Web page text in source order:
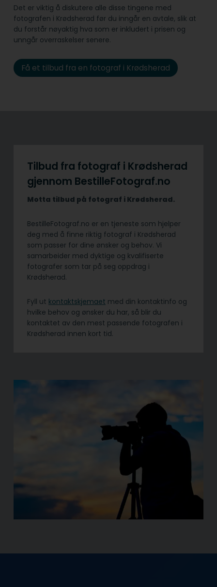
Det er viktig å diskutere alle disse tingene med
fotografen i Krødsherad før du inngår en avtale, slik at
du forstår nøyaktig hva som er inkludert i prisen og
unngår overraskelser senere.
Få et tilbud fra en fotograf i Krødsherad
Tilbud fra fotograf i Krødsherad
gjennom BestilleFotograf.no
Motta tilbud på fotograf i Krødsherad.
BestilleFotograf.no er en tjeneste som hjelper
deg med å finne riktig fotograf i Krødsherad
som passer for dine ønsker og behov. Vi
samarbeider med dyktige og kvalifiserte
fotografer som tar på seg oppdrag i
Krødsherad.
Fyll ut kontaktskjemaet med din kontaktinfo og
hvilke behov og ønsker du har, så blir du
kontaktet av den mest passende fotografen i
Krødsherad innen kort tid.